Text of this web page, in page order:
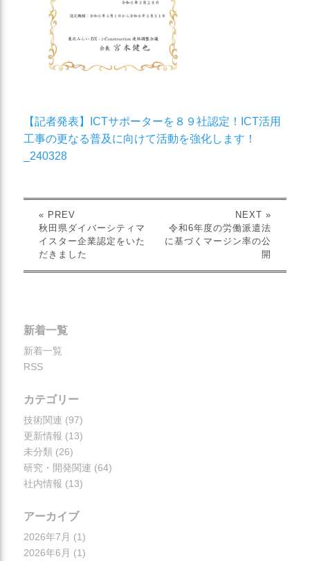
【記者発表】ICTサポーターを８９社認定！ICT活用
工事の更なる普及に向けて活動を強化します！
_240328
« PREV
秋田県ダイバーシティマ
イスター企業認定をいた
だきました
NEXT »
令和6年度の労働派遣法
に基づくマージン率の公
開
新着一覧
新着一覧
RSS
カテゴリー
技術関連 (97)
更新情報 (13)
未分類 (26)
研究・開発関連 (64)
社内情報 (13)
アーカイブ
2026年7月 (1)
2026年6月 (1)